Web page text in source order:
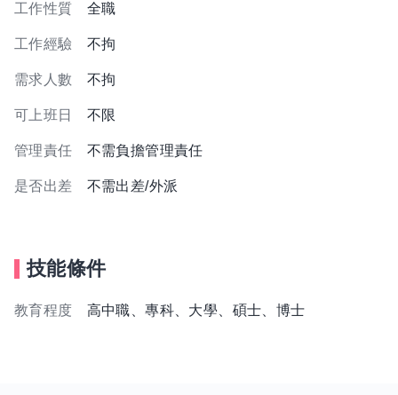
工作性質 全職
工作經驗 不拘
需求人數 不拘
可上班日 不限
管理責任 不需負擔管理責任
是否出差 不需出差/外派
技能條件
教育程度 高中職、專科、大學、碩士、博士